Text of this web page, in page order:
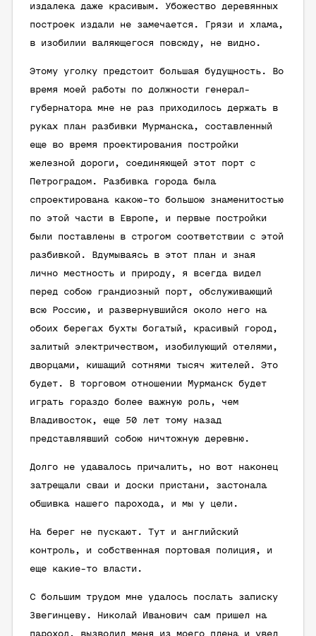
издалека даже красивым. Убожество деревянных
построек издали не замечается. Грязи и хлама,
в изобилии валяющегося повсюду, не видно.
Этому уголку предстоит большая будущность. Во
время моей работы по должности генерал-
губернатора мне не раз приходилось держать в
руках план разбивки Мурманска, составленный
еще во время проектирования постройки
железной дороги, соединяющей этот порт с
Петроградом. Разбивка города была
спроектирована какою-то большою знаменитостью
по этой части в Европе, и первые постройки
были поставлены в строгом соответствии с этой
разбивкой. Вдумываясь в этот план и зная
лично местность и природу, я всегда видел
перед собою грандиозный порт, обслуживающий
всю Россию, и развернувшийся около него на
обоих берегах бухты богатый, красивый город,
залитый электричеством, изобилующий отелями,
дворцами, кишащий сотнями тысяч жителей. Это
будет. В торговом отношении Мурманск будет
играть гораздо более важную роль, чем
Владивосток, еще 50 лет тому назад
представлявший собою ничтожную деревню.
Долго не удавалось причалить, но вот наконец
затрещали сваи и доски пристани, застонала
обшивка нашего парохода, и мы у цели.
На берег не пускают. Тут и английский
контроль, и собственная портовая полиция, и
еще какие-то власти.
С большим трудом мне удалось послать записку
Звегинцеву. Николай Иванович сам пришел на
пароход, вызволил меня из моего плена и увел